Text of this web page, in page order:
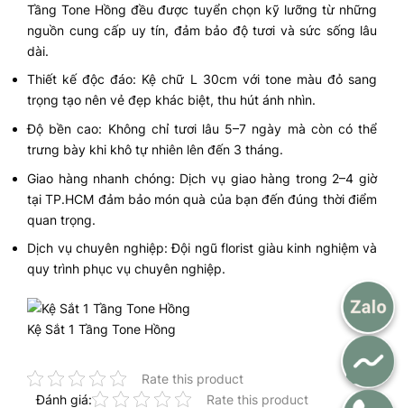
Tầng Tone Hồng đều được tuyển chọn kỹ lưỡng từ những
nguồn cung cấp uy tín, đảm bảo độ tươi và sức sống lâu
dài.
Thiết kế độc đáo: Kệ chữ L 30cm với tone màu đỏ sang
trọng tạo nên vẻ đẹp khác biệt, thu hút ánh nhìn.
Độ bền cao: Không chỉ tươi lâu 5–7 ngày mà còn có thể
trưng bày khi khô tự nhiên lên đến 3 tháng.
Giao hàng nhanh chóng: Dịch vụ giao hàng trong 2–4 giờ
tại TP.HCM đảm bảo món quà của bạn đến đúng thời điểm
quan trọng.
Dịch vụ chuyên nghiệp: Đội ngũ florist giàu kinh nghiệm và
quy trình phục vụ chuyên nghiệp.
Kệ Sắt 1 Tầng Tone Hồng
Rate this product
Đánh giá:
Rate this product